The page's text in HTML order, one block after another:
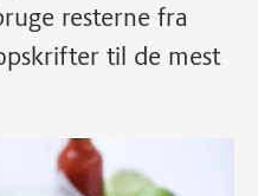
resterne fra
til de mest